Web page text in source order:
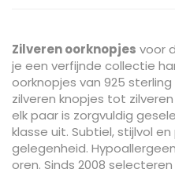
Zilveren oorknopjes voor
je een verfijnde collectie
oorknopjes van 925
zilveren knopjes tot
elk paar is zorgvuldig
klasse uit. Subtiel, stijlvol
gelegenheid.
oren. Sinds 2008